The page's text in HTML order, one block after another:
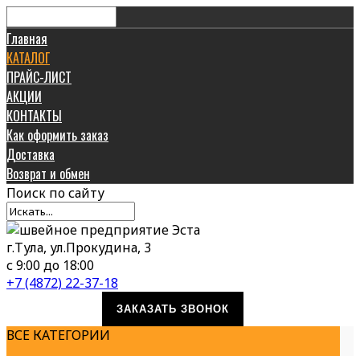
Главная
КАТАЛОГ
ПРАЙС-ЛИСТ
АКЦИИ
КОНТАКТЫ
Как оформить заказ
Доставка
Возврат и обмен
Поиск по сайту
г.Тула, ул.Прокудина, 3
с 9:00 до 18:00
+7 (4872) 22-37-18
ЗАКАЗАТЬ ЗВОНОК
ВСЕ КАТЕГОРИИ